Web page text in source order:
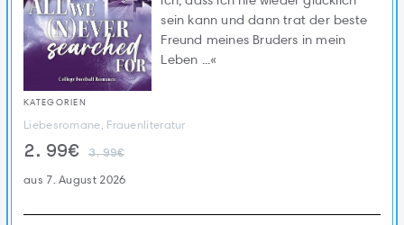
sein kann und dann trat der beste
Freund meines Bruders in mein
Leben ...«
KATEGORIEN
Liebesromane, Frauenliteratur
2.99€ 3.99€
aus 7. August 2026